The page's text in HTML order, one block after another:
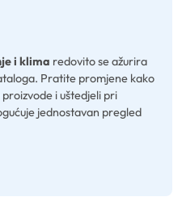
i klima redovito se ažurira
Pratite promjene kako
i uštedjeli pri
jednostavan pregled